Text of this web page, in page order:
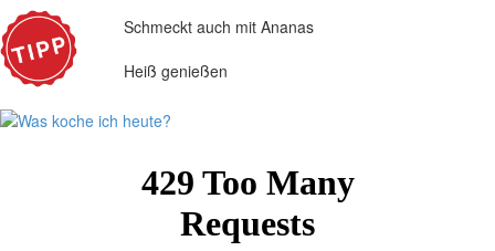
Schmeckt auch mit Ananas
Heiß genießen